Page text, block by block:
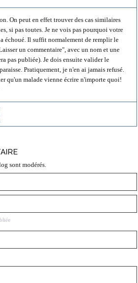
On peut en effet trouver des cas similaires
si pas toutes. Je ne vois pas pourquoi votre
échoué. Il suffit normalement de remplir le
un commentaire", avec un nom et une
pas publiée). Je dois ensuite valider le
Pratiquement, je n'en ai jamais refusé.
qu'un malade vienne écrire n'importe quoi!
sont modérés.